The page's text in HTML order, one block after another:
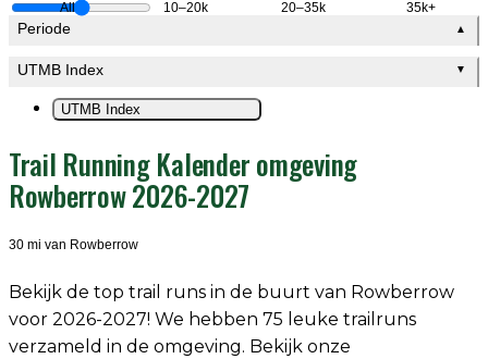
All 10–20k 20–35k 35k+
Periode ▲
UTMB Index ▼
UTMB Index
Trail Running Kalender omgeving
Rowberrow 2026-2027
30 mi van Rowberrow
Bekijk de top trail runs in de buurt van Rowberrow
voor 2026-2027! We hebben 75 leuke trailruns
verzameld in de omgeving. Bekijk onze